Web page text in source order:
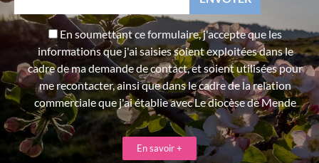
En soumettant ce formulaire, j'accepte que les
informations que j'ai saisies soient exploitées dans le
cadre de ma demande de contact, et soient utilisées pour
me recontacter, ainsi que dans le cadre de la relation
commerciale que j'ai établie avec Le diocèse de Mende
En savoir +